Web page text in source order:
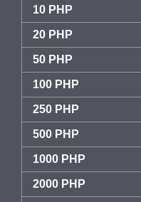
10 PHP
20 PHP
50 PHP
100 PHP
250 PHP
500 PHP
1000 PHP
2000 PHP